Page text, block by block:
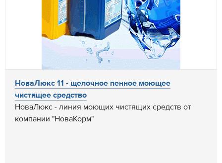
НоваЛюкс 11 - щелочное пенное моющее
чистящее средство
НоваЛюкс - линия моющих чистящих средств от
компании "НоваКорм"